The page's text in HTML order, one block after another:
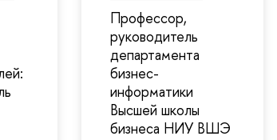
Профессор,
руководитель
департамента
бизнес-
информатики
Высшей школы
бизнеса НИУ ВШЭ